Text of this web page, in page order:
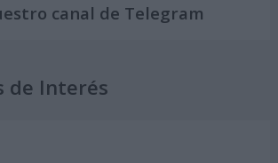
canal de Telegram
de Interés